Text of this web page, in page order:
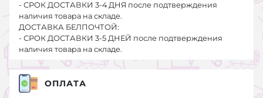
- СРОК ДОСТАВКИ 3-4 ДНЯ после подтверждения
наличия товара на складе.
ДОСТАВКА БЕЛПОЧТОЙ:
- СРОК ДОСТАВКИ 3-5 ДНЕЙ после подтверждения
наличия товара на складе.
ОПЛАТА